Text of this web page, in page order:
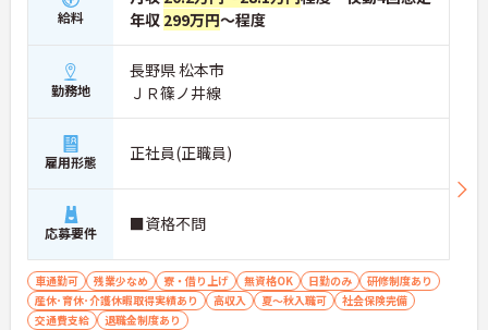
給料
年収 299万円～程度
勤務地
長野県 松本市
ＪＲ篠ノ井線
雇用形態 正社員(正職員)
応募要件 ■資格不問
車通勤可 残業少なめ 寮・借り上げ 無資格OK 日勤のみ
研修制度あり
産休･育休･介護休暇取得実績あり
高収入 夏～秋入職可
社会保険完備
交通費支給
退職金制度あり